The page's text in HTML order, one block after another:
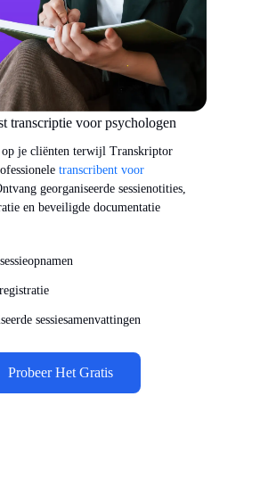
transcriptie voor psychologen
je cliënten terwijl Transkriptor
transcribent voor
georganiseerde sessienotities,
en beveiligde documentatie
sessiesamenvattingen
Probeer Het Gratis